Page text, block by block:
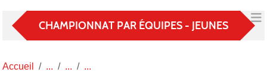
CHAMPIONNAT PAR ÉQUIPES - JEUNES
Accueil